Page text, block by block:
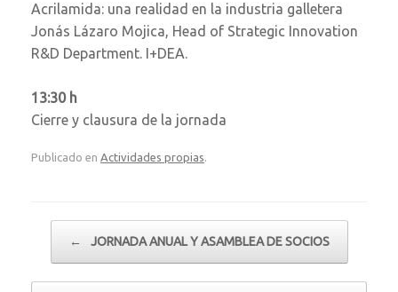
Acrilamida: una realidad en la industria galletera
Jonás Lázaro Mojica, Head of Strategic Innovation
R&D Department. I+DEA.
13:30 h
Cierre y clausura de la jornada
Publicado en Actividades propias.
← JORNADA ANUAL Y ASAMBLEA DE SOCIOS